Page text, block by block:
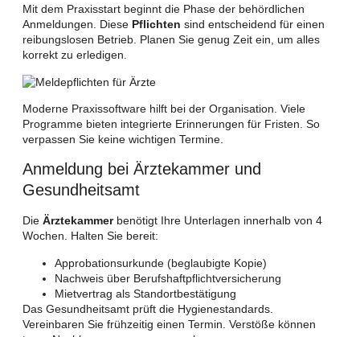
Mit dem Praxisstart beginnt die Phase der behördlichen
Anmeldungen. Diese Pflichten sind entscheidend für einen
reibungslosen Betrieb. Planen Sie genug Zeit ein, um alles
korrekt zu erledigen.
Moderne Praxissoftware hilft bei der Organisation. Viele
Programme bieten integrierte Erinnerungen für Fristen. So
verpassen Sie keine wichtigen Termine.
Anmeldung bei Ärztekammer und
Gesundheitsamt
Die Ärztekammerbenötigt Ihre Unterlagen innerhalb von 4
Wochen. Halten Sie bereit:
Approbationsurkunde (beglaubigte Kopie)
Nachweis über Berufshaftpflichtversicherung
Mietvertrag als Standortbestätigung
Das Gesundheitsamt prüft die Hygienestandards.
Vereinbaren Sie frühzeitig einen Termin. Verstöße können